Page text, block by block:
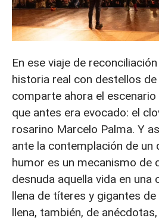
En ese viaje de
historia real con destellos
comparte ahora el
que antes era evocado: el
rosarino Marcelo Palma. Y
ante la contemplación de un
humor es un mecanismo de
desnuda aquella vida en una
llena de títeres y gigantes
llena, también, de